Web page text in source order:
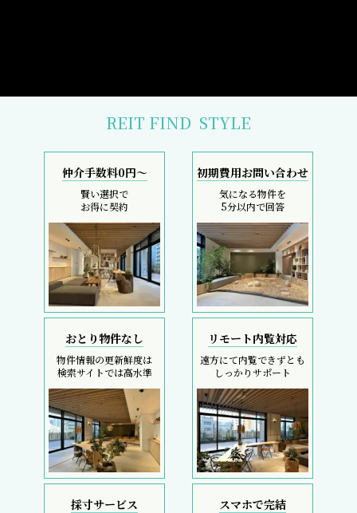
REIT FIND STYLE
仲介手数料0円～
賢い選択で
お得に契約
初期費用お問い合わせ
気になる物件を
5分以内で回答
おとり物件なし
物件情報の更新鮮度は
検索サイトでは高水準
リモート内覧対応
遠方にて内覧できずとも
しっかりサポート
採寸サービス スマホで完結